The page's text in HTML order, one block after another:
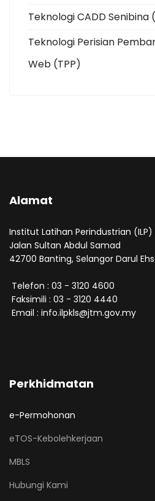
Teknologi CADD Senibina
Teknologi Perisian
Web (TPP)
Alamat
Institut Latihan Perindustrian (ILP)
Jalan Sultan Abdul Samad
42700 Banting, Selangor Darul
Telefon : 03 - 3120 4600
Faksimili : 03 - 3120 4440
Email : info.ilpkls@jtm.gov.my
Perkhidmatan
e-Permohonan
eTOS-Kebolehkerjaan
MBLS
Hubungi Kami